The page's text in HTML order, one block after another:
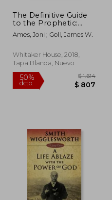
40%
dcto.
The Definitive Guide
to the Prophetic:
God's Gift for you and
the Church (en
Ames, Joni ; Goll, James W.
Whitaker House, 2018,
Tapa Blanda, Nuevo